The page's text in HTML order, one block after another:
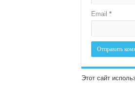
Email *
Этот сайт